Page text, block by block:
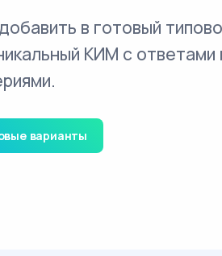
в готовый
КИМ с ответами
варианты